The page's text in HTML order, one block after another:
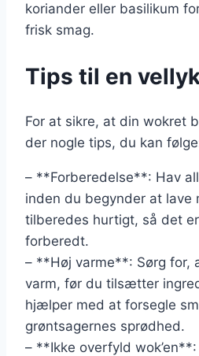
koriander eller basilikum
frisk smag.
Tips til en
For at sikre, at din wokret
der nogle tips, du kan
– **Forberedelse**: Hav
inden du begynder at lave
tilberedes hurtigt, så det
forberedt.
– **Høj varme**: Sørg for,
varm, før du tilsætter
hjælper med at forsegle
grøntsagernes sprødhed.
– **Ikke overfyld